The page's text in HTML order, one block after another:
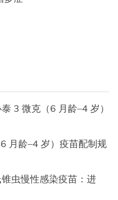
3 微克（6 月龄–4 岁）
月龄–4 岁）疫苗配制规
锥虫慢性感染疫苗：进